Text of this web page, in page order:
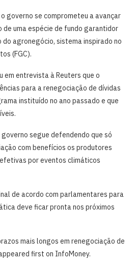
governo se ​comprometeu a avançar
de uma espécie de fundo garantidor
agronegócio, sistema ‌inspirado no
(FGC).
em entrevista à Reuters que o
para ⁠a ​renegociação de ​dívidas
instituído ⁠no ano passado ​e que
segue ​defendendo que só
com benefícios os ​produtores
por eventos climáticos
de acordo com parlamentares para
deve ficar pronta nos próximos
mais longos em renegociação de
first on InfoMoney.